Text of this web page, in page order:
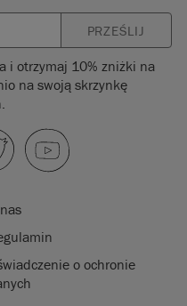
PRZEŚLIJ
i otrzymaj 10% zniżki na
na swoją skrzynkę
o ochronie